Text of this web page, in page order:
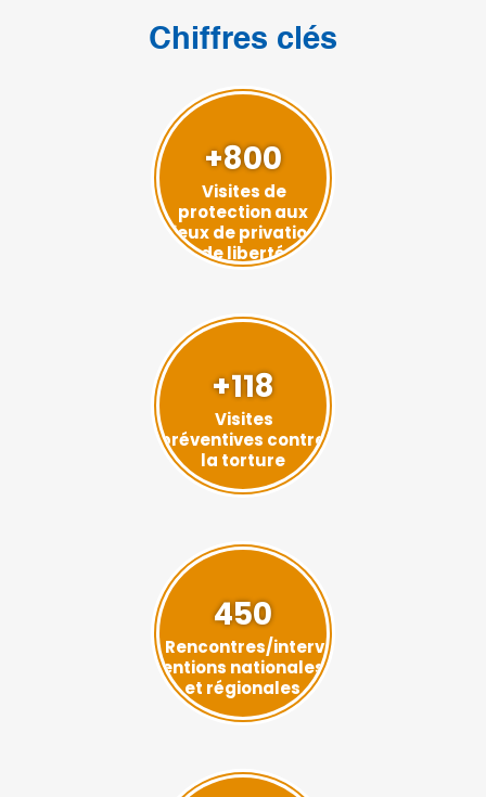
Chiffres clés
+800
Visites de
protection aux
lieux de privation
de liberté
+118
Visites
préventives contre
la torture
450
Rencontres/interv
entions nationales
et régionales